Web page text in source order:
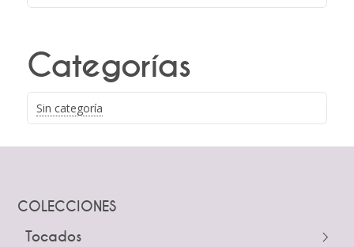
Categorías
Sin categoría
COLECCIONES
Tocados
← Atrás